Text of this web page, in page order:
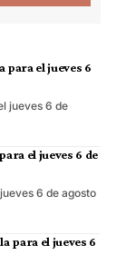
para el jueves 6
jueves 6 de
el jueves 6 de
6 de agosto
para el jueves 6